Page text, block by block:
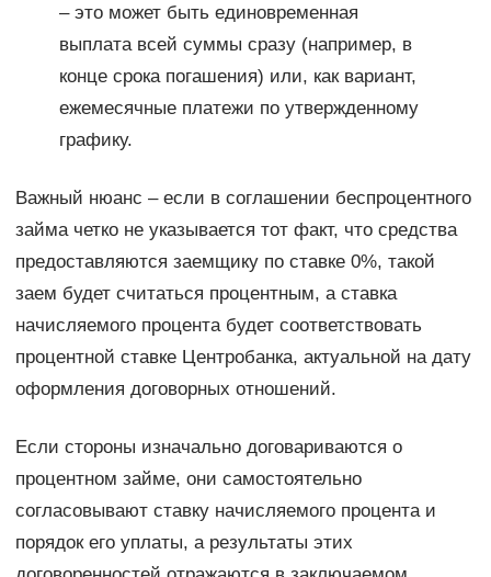
– это может быть единовременная
выплата всей суммы сразу (например, в
конце срока погашения) или, как вариант,
ежемесячные платежи по утвержденному
графику.
Важный нюанс – если в соглашении беспроцентного
займа четко не указывается тот факт, что средства
предоставляются заемщику по ставке 0%, такой
заем будет считаться процентным, а ставка
начисляемого процента будет соответствовать
процентной ставке Центробанка, актуальной на дату
оформления договорных отношений.
Если стороны изначально договариваются о
процентном займе, они самостоятельно
согласовывают ставку начисляемого процента и
порядок его уплаты, а результаты этих